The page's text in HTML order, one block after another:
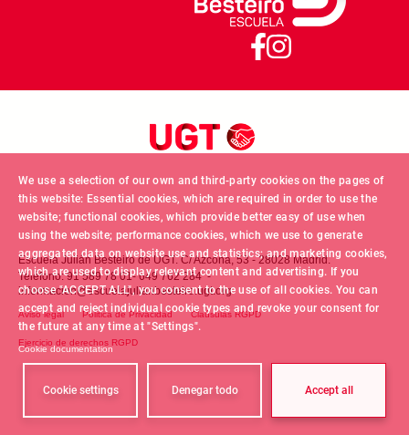
We use a selection of our own and third-party cookies on the pages of
this website: Essential cookies, which are required in order to use the
website; functional cookies, which provide better easy of use when
using the website; performance cookies, which we use to generate
aggregated data on website use and statistics; and marketing cookies,
which are used to display relevant content and advertising. If you
choose "ACCEPT ALL", you consent to the use of all cookies. You can
accept and reject individual cookie types and revoke your consent for
the future at any time at "Settings".
Cookie documentation
Cookie settings Denegar todo Accept all
Escuela Julián Besteiro de UGT. C/ Azcona, 53 - 28028 Madrid.
Teléfono: 91 589 78 01- 649 762 284 -
informacion@escuelajulianbesteiro.ugt.org
FOOTER MENU
Aviso legal Politica de Privacidad Claúsulas RGPD
Ejercicio de derechos RGPD